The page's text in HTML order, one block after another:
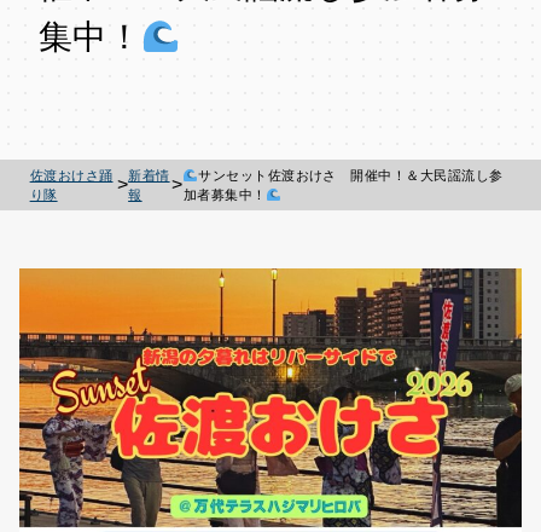
集中！
佐渡おけさ踊
り隊
>新着情
報
>
サンセット佐渡おけさ 開催中！＆大民謡流し参
加者募集中！